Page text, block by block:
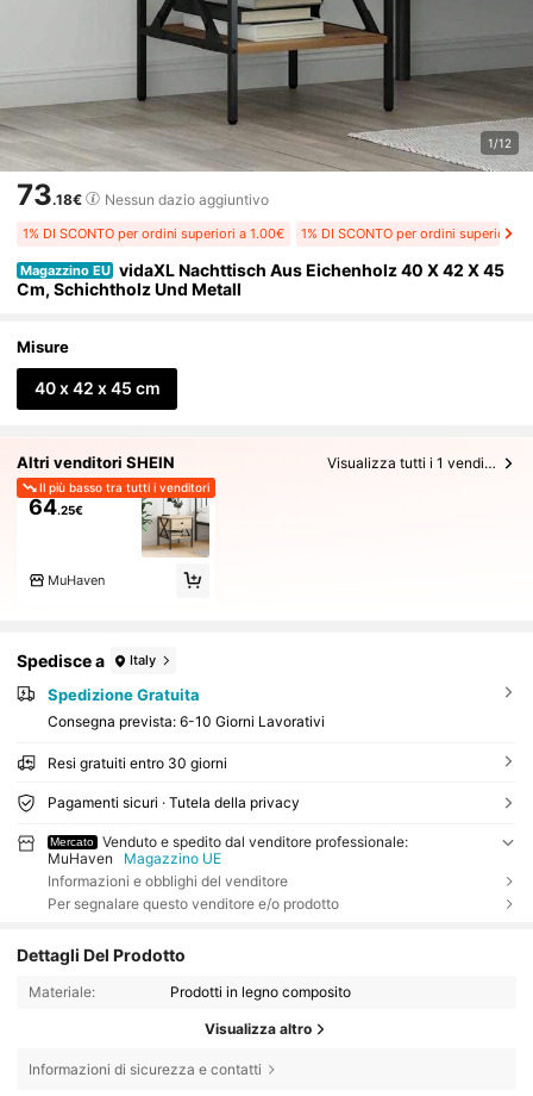
1/12
73.18€ Nessun dazio aggiuntivo
1% DI SCONTO per ordini superiori a 1.00€ 1% DI SCONTO per ordini superiori a
Magazzino EU vidaXL Nachttisch Aus Eichenholz 40 X 42 X 45
Cm, Schichtholz Und Metall
Misure
40 x 42 x 45 cm
Altri venditori SHEIN Visualizza tutti i 1 venditori
Il più basso tra tutti i venditori
64.25€
MuHaven
Spedisce a Italy
Spedizione Gratuita
Consegna prevista: 6-10 Giorni Lavorativi
Resi gratuiti entro 30 giorni
Pagamenti sicuri · Tutela della privacy
Mercato
Venduto e spedito dal venditore professionale:
MuHaven
Magazzino UE
Informazioni e obblighi del venditore
Per segnalare questo venditore e/o prodotto
Dettagli Del Prodotto
Materiale: Prodotti in legno composito
Visualizza altro
Informazioni di sicurezza e contatti